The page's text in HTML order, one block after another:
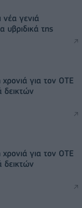
γενιά
υβριδικά της
για τον ΟΤΕ
δεικτών
για τον ΟΤΕ
δεικτών